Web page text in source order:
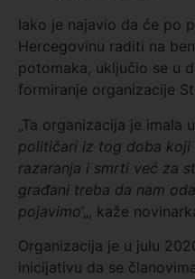
Iako je najavio da će po
Hercegovinu raditi na
potomaka, uključio se u
formiranje organizacije
„Ta organizacija je imala
političari iz tog doba koji
razaranja i smrti već za
građani treba da nam
pojavimo‘„, kaže
Organizacija je u julu
inicijativu da se